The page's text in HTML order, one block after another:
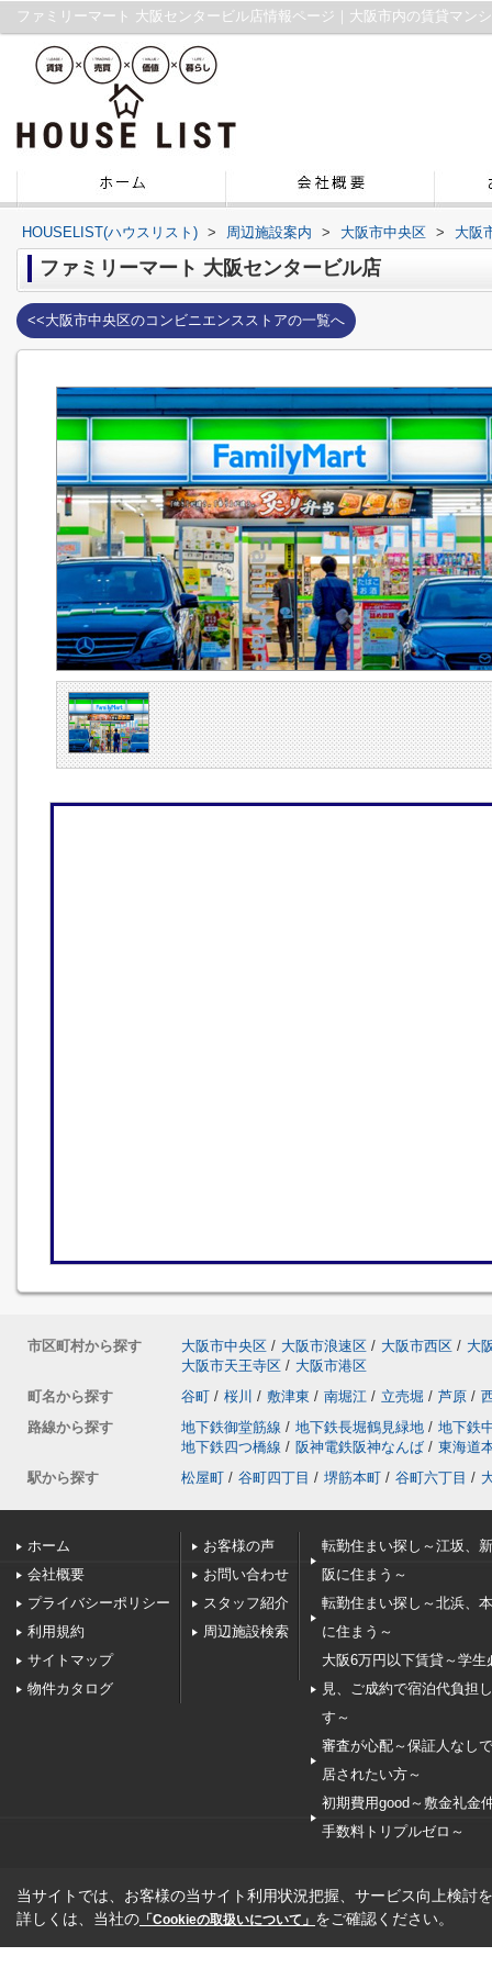
ファミリーマート 大阪センタービル店情報ページ｜大阪市内の賃貸マン
HOUSELIST(ハウスリスト) > 周辺施設案内 > 大阪市中央区 > 大阪
ファミリーマート 大阪センタービル店
<<大阪市中央区のコンビニエンスストアの一覧へ
市区町村から探す 大阪市中央区 / 大阪市浪速区 / 大阪市西区 / 大
大阪市天王寺区 / 大阪市港区
町名から探す
谷町 / 桜川 / 敷津東 / 南堀江 / 立売堀 / 芦原 /
路線から探す
地下鉄御堂筋線 / 地下鉄長堀鶴見緑地 / 地下鉄
地下鉄四つ橋線 / 阪神電鉄阪神なんば / 東海道
駅から探す
松屋町 / 谷町四丁目 / 堺筋本町 / 谷町六丁目 /
ホーム
会社概要
プライバシーポリシー
利用規約
サイトマップ
物件カタログ
お客様の声
お問い合わせ
スタッフ紹介
周辺施設検索
転勤住まい探し～江坂、
阪に住まう～
転勤住まい探し～北浜、
に住まう～
大阪6万円以下賃貸～学生
見、ご成約で宿泊代負担
す～
審査が心配～保証人なし
居されたい方～
初期費用good～敷金礼金
手数料トリプルゼロ～
当サイトでは、お客様の当サイト利用状況把握、サービス向上検討
詳しくは、当社の 「Cookieの取扱いについて」 をご確認ください。